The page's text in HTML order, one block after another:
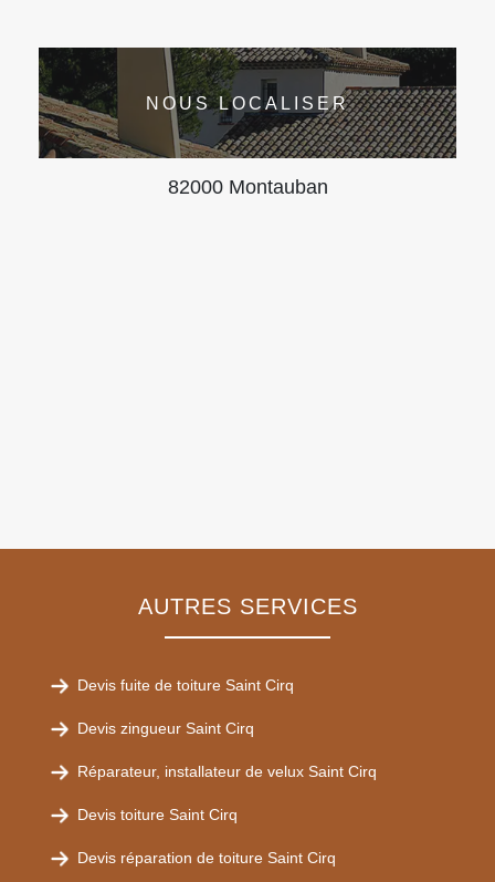
NOUS LOCALISER
82000 Montauban
AUTRES SERVICES
Devis fuite de toiture Saint Cirq
Devis zingueur Saint Cirq
Réparateur, installateur de velux Saint Cirq
Devis toiture Saint Cirq
Devis réparation de toiture Saint Cirq